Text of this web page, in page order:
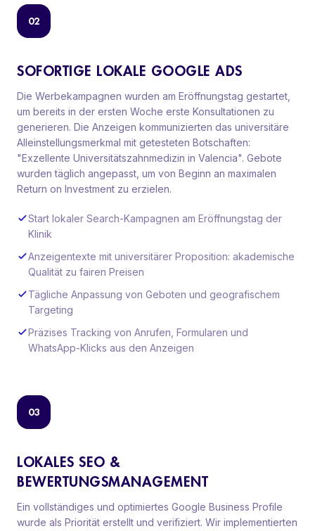
02
SOFORTIGE LOKALE GOOGLE ADS
Die Werbekampagnen wurden am Eröffnungstag gestartet,
um bereits in der ersten Woche erste Konsultationen zu
generieren. Die Anzeigen kommunizierten das universitäre
Alleinstellungsmerkmal mit getesteten Botschaften:
"Exzellente Universitätszahnmedizin in Valencia". Gebote
wurden täglich angepasst, um von Beginn an maximalen
Return on Investment zu erzielen.
Start lokaler Search-Kampagnen am Eröffnungstag der
Klinik
Anzeigentexte mit universitärer Proposition: akademische
Qualität zu fairen Preisen
Tägliche Anpassung von Geboten und geografischem
Targeting
Präzises Tracking von Anrufen, Formularen und
WhatsApp-Klicks aus den Anzeigen
03
LOKALES SEO &
BEWERTUNGSMANAGEMENT
Ein vollständiges und optimiertes Google Business Profile
wurde als Priorität erstellt und verifiziert. Wir implementierten